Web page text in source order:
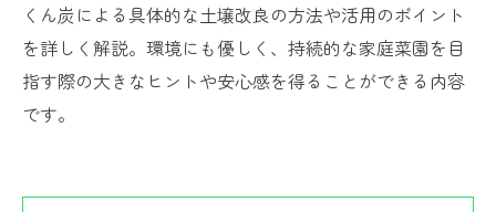
くん炭による具体的な土壌改良の方法や活用のポイント
を詳しく解説。環境にも優しく、持続的な家庭菜園を目
指す際の大きなヒントや安心感を得ることができる内容
です。